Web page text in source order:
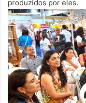
produzidos por eles.